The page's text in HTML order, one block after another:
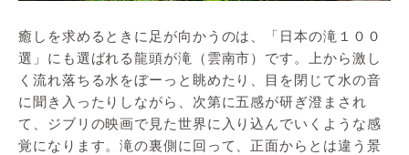
癒しを求めるときに足が向かうのは、「日本の滝１００
選」にも選ばれる龍頭が滝（雲南市）です。上から激し
く流れ落ちる水をぼーっと眺めたり、目を閉じて水の音
に聞き入ったりしながら、次第に五感が研ぎ澄まされ
て、ジブリの映画で見た世界に入り込んでいくような感
覚になります。滝の裏側に回って、正面からとは違う景